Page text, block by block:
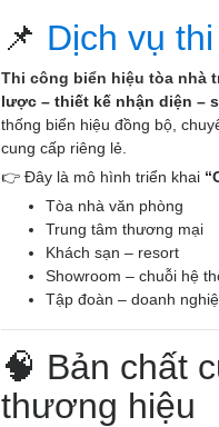
📌 Dịch vụ
Thi công biển hiệu tòa nhà
lược – thiết kế nhận diện –
thống biển hiệu đồng bộ,
cung cấp riêng lẻ.
👉 Đây là mô hình triển khai
Tòa nhà văn phòng
Trung tâm thương mại
Khách sạn – resort
Showroom – chuỗi hệ
Tập đoàn – doanh
🧠 Bản chất
thương hiệu